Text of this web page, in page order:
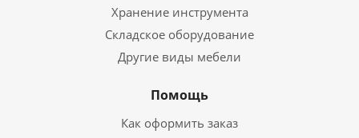
Хранение инструмента
Складское оборудование
Другие виды мебели
Помощь
Как оформить заказ